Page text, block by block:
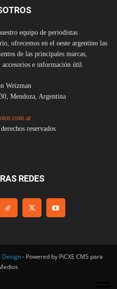
equipo de periodistas
ofrecemos en el oeste argentino las
de las principales marcas,
accesorios e información útil.
Weizman
Mendoza, Argentina
reservados
REDES
Design- Powered by PiCXE CMS para